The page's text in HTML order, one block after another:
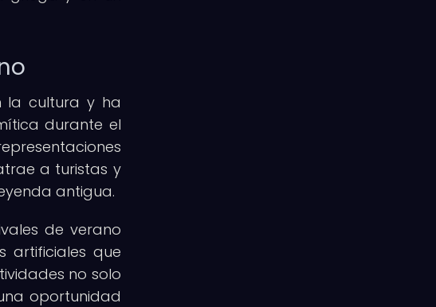
la cultura y ha
durante el
a turistas y
antigua.
de verano
artificiales que
no solo
oportunidad